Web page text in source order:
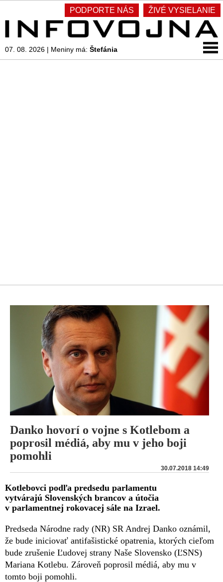
PODPORTE NÁS ŽIVÉ VYSIELANIE
07. 08. 2026 | Meniny má: Štefánia
Danko hovorí o vojne s Kotlebom a
poprosil médiá, aby mu v jeho boji
pomohli
30.07.2018 14:49
Kotlebovci podľa predsedu parlamentu
vytvárajú Slovenských brancov a útočia
v parlamentnej rokovacej sále na Izrael.
Predseda Národne rady (NR) SR Andrej Danko oznámil,
že bude iniciovať antifašistické opatrenia, ktorých cieľom
bude zrušenie Ľudovej strany Naše Slovensko (ĽSNS)
Mariana Kotlebu. Zároveň poprosil médiá, aby mu v
tomto boji pomohli.